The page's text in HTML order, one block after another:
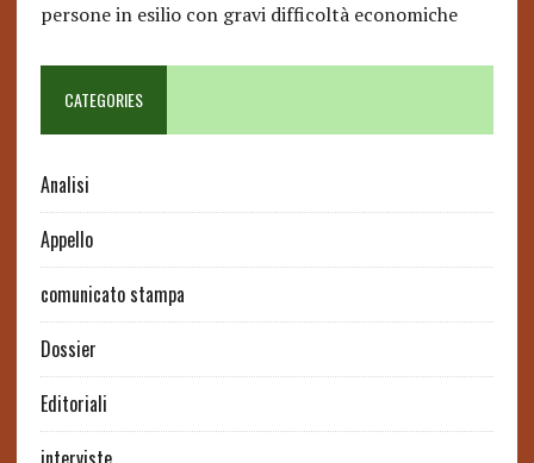
persone in esilio con gravi difficoltà economiche
CATEGORIES
Analisi
Appello
comunicato stampa
Dossier
Editoriali